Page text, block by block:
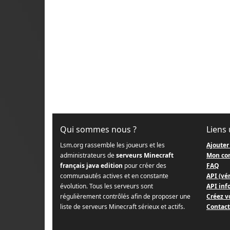
Qui sommes nous ?
Lsm.org rassemble les joueurs et les
administrateurs deserveurs Minecraft
français java edition pour créer des
communautés actives et en constante
évolution. Tous les serveurs sont
régulièrement contrôlés afin de proposer une
liste de serveurs Minecraft sérieux et actifs.
Liens
Mon
FAQ
API
API
Créez
Contact